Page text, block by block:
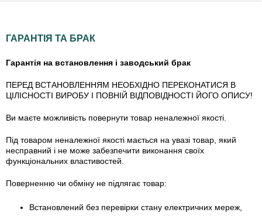
ГАРАНТІЯ ТА БРАК
Гарантія на встановлення і заводський брак
ПЕРЕД ВСТАНОВЛЕННЯМ НЕОБХІДНО ПЕРЕКОНАТИСЯ В
ЦІЛІСНОСТІ ВИРОБУ І ПОВНІЙ ВІДПОВІДНОСТІ ЙОГО ОПИСУ!
Ви маєте можливість повернути товар неналежної якості.
Під товаром неналежної якості мається на увазі товар, який
несправний і не може забезпечити виконання своїх
функціональних властивостей.
Поверненню чи обміну не підлягає товар:
Встановлений без перевірки стану електричних мереж,